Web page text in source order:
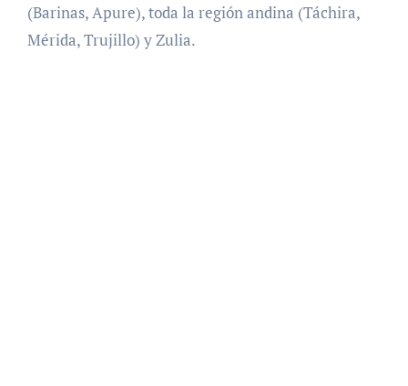
(Barinas, Apure), toda la región andina (Táchira,
Mérida, Trujillo) y Zulia.